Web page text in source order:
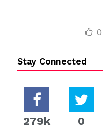
0
Stay Connected
279k 0